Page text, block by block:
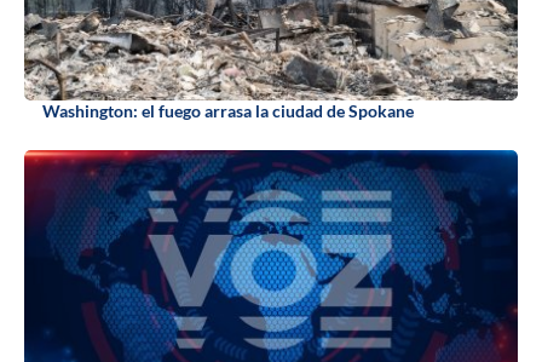
Washington: el fuego arrasa la ciudad de Spokane